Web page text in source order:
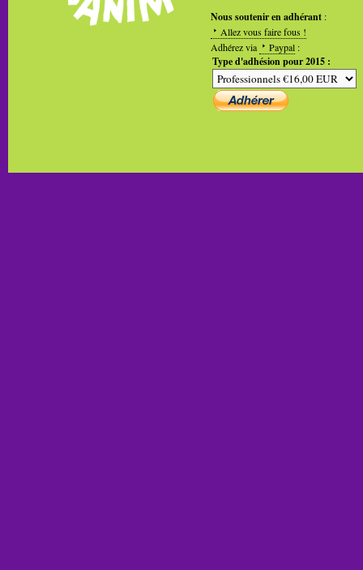
Nous soutenir en adhérant :
Allez vous faire fous !
Adhérez via
Paypal :
Type d'adhésion pour 2015 :